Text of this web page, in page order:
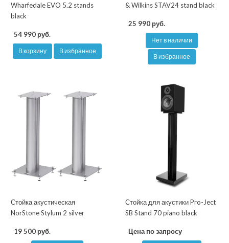
Wharfedale EVO 5.2 stands
black
54 990 руб.
В корзину В избранное
& Wilkins STAV24 stand black
25 990 руб.
Нет в наличии
В избранное
Стойка акустическая
NorStone Stylum 2 silver
19 500 руб.
Стойка для акустики Pro-Ject
SB Stand 70 piano black
Цена по запросу